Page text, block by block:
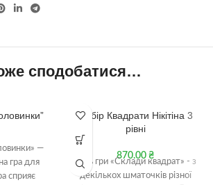
сподобатися…
—
гра для
сприяє
Набір Квадрати Нікітіна 3
рівні
870.00 ₴
Ціль гри «Склади квадрат» - з
декількох шматочків різної